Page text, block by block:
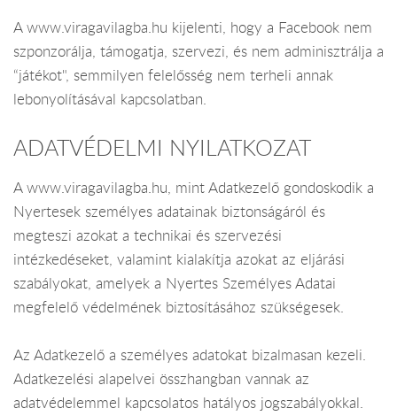
A www.viragavilagba.hu kijelenti, hogy a Facebook nem
szponzorálja, támogatja, szervezi, és nem adminisztrálja a
“játékot", semmilyen felelősség nem terheli annak
lebonyolításával kapcsolatban.
ADATVÉDELMI NYILATKOZAT
A www.viragavilagba.hu, mint Adatkezelő gondoskodik a
Nyertesek személyes adatainak biztonságáról és
megteszi azokat a technikai és szervezési
intézkedéseket, valamint kialakítja azokat az eljárási
szabályokat, amelyek a Nyertes Személyes Adatai
megfelelő védelmének biztosításához szükségesek.
Az Adatkezelő a személyes adatokat bizalmasan kezeli.
Adatkezelési alapelvei összhangban vannak az
adatvédelemmel kapcsolatos hatályos jogszabályokkal.